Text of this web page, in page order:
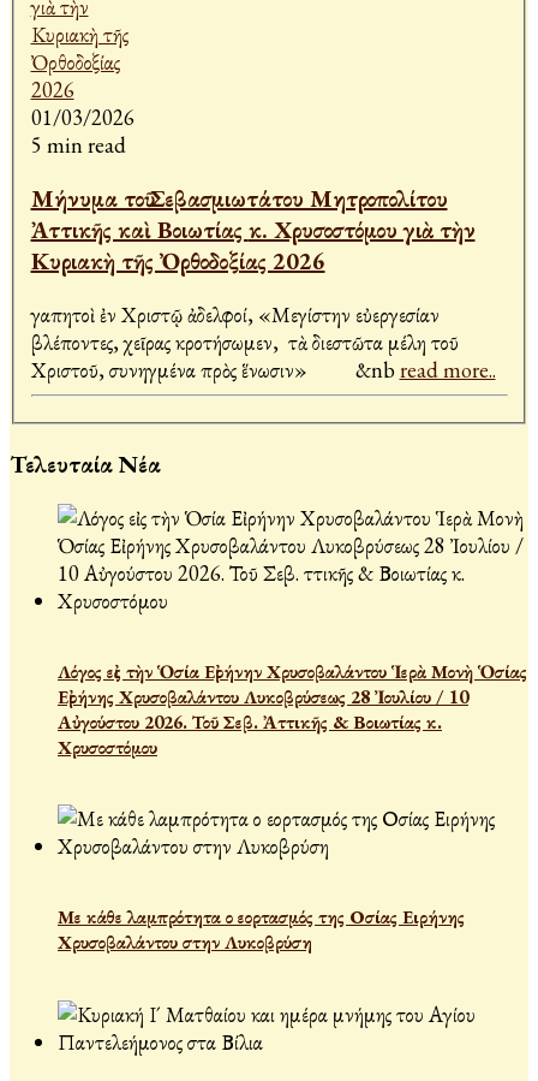
01/03/2026
5 min read
Μήνυμα τοῦ Σεβασμιωτάτου Μητροπολίτου
Ἀττικῆς καὶ Βοιωτίας κ. Χρυσοστόμου γιὰ τὴν
Κυριακὴ τῆς Ὀρθοδοξίας 2026
Ἀγαπητοὶ ἐν Χριστῷ ἀδελφοί, «Μεγίστην εὐεργεσίαν
βλέποντες, χεῖρας κροτήσωμεν, τὰ διεστῶτα μέλη τοῦ
Χριστοῦ, συνηγμένα πρὸς ἕνωσιν» &nbread more..
Τελευταία Νέα
Λόγος εἰς τὴν Ὁσία Εἰρήνην Χρυσοβαλάντου Ἱερὰ Μονὴ Ὁσίας
Εἰρήνης Χρυσοβαλάντου Λυκοβρύσεως 28 Ἰουλίου / 10
Αὐγούστου 2026. Τοῦ Σεβ. Ἀττικῆς & Βοιωτίας κ.
Χρυσοστόμου
Με κάθε λαμπρότητα ο εορτασμός της Οσίας Ειρήνης
Χρυσοβαλάντου στην Λυκοβρύση